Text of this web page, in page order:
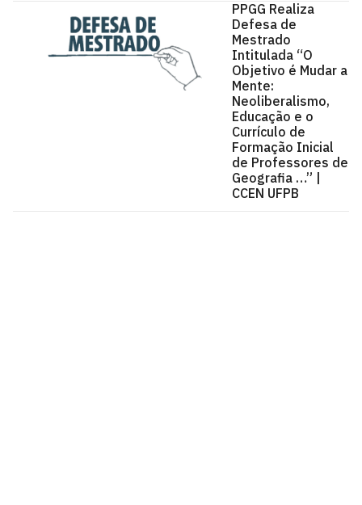
PPGG Realiza
Defesa de
Mestrado
Intitulada “O
Objetivo é Mudar a
Mente:
Neoliberalismo,
Educação e o
Currículo de
Formação Inicial
de Professores de
Geografia …” |
CCEN UFPB